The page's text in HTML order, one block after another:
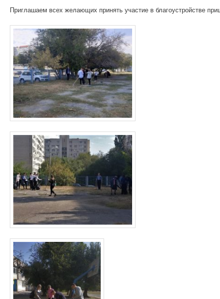
Приглашаем всех желающих принять участие в благоустройстве